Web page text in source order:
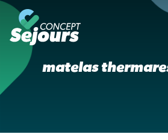
matelas